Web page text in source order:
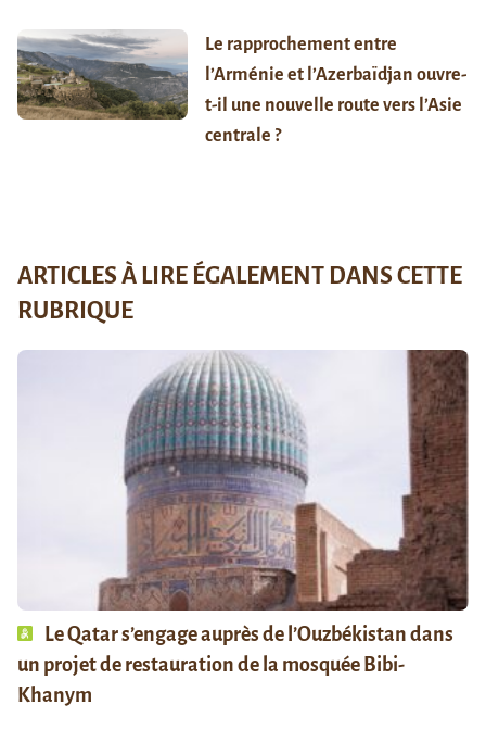
Le rapprochement entre
l’Arménie et l’Azerbaïdjan ouvre-
t-il une nouvelle route vers l’Asie
centrale ?
ARTICLES À LIRE ÉGALEMENT DANS CETTE
RUBRIQUE
Le Qatar s’engage auprès de l’Ouzbékistan dans
un projet de restauration de la mosquée Bibi-
Khanym